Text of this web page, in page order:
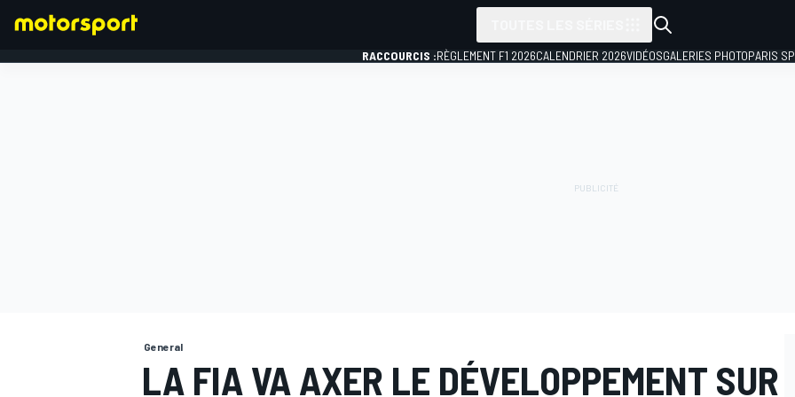
RACCOURCIS :RÈGLEMENT F1 2026CALENDRIER 2026VIDÉOSGALERIES PHOTOPARIS
General
LA FIA VA AXER LE DÉVELOPPEMENT SUR